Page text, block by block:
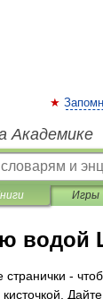
Академике
Игры
водой
-